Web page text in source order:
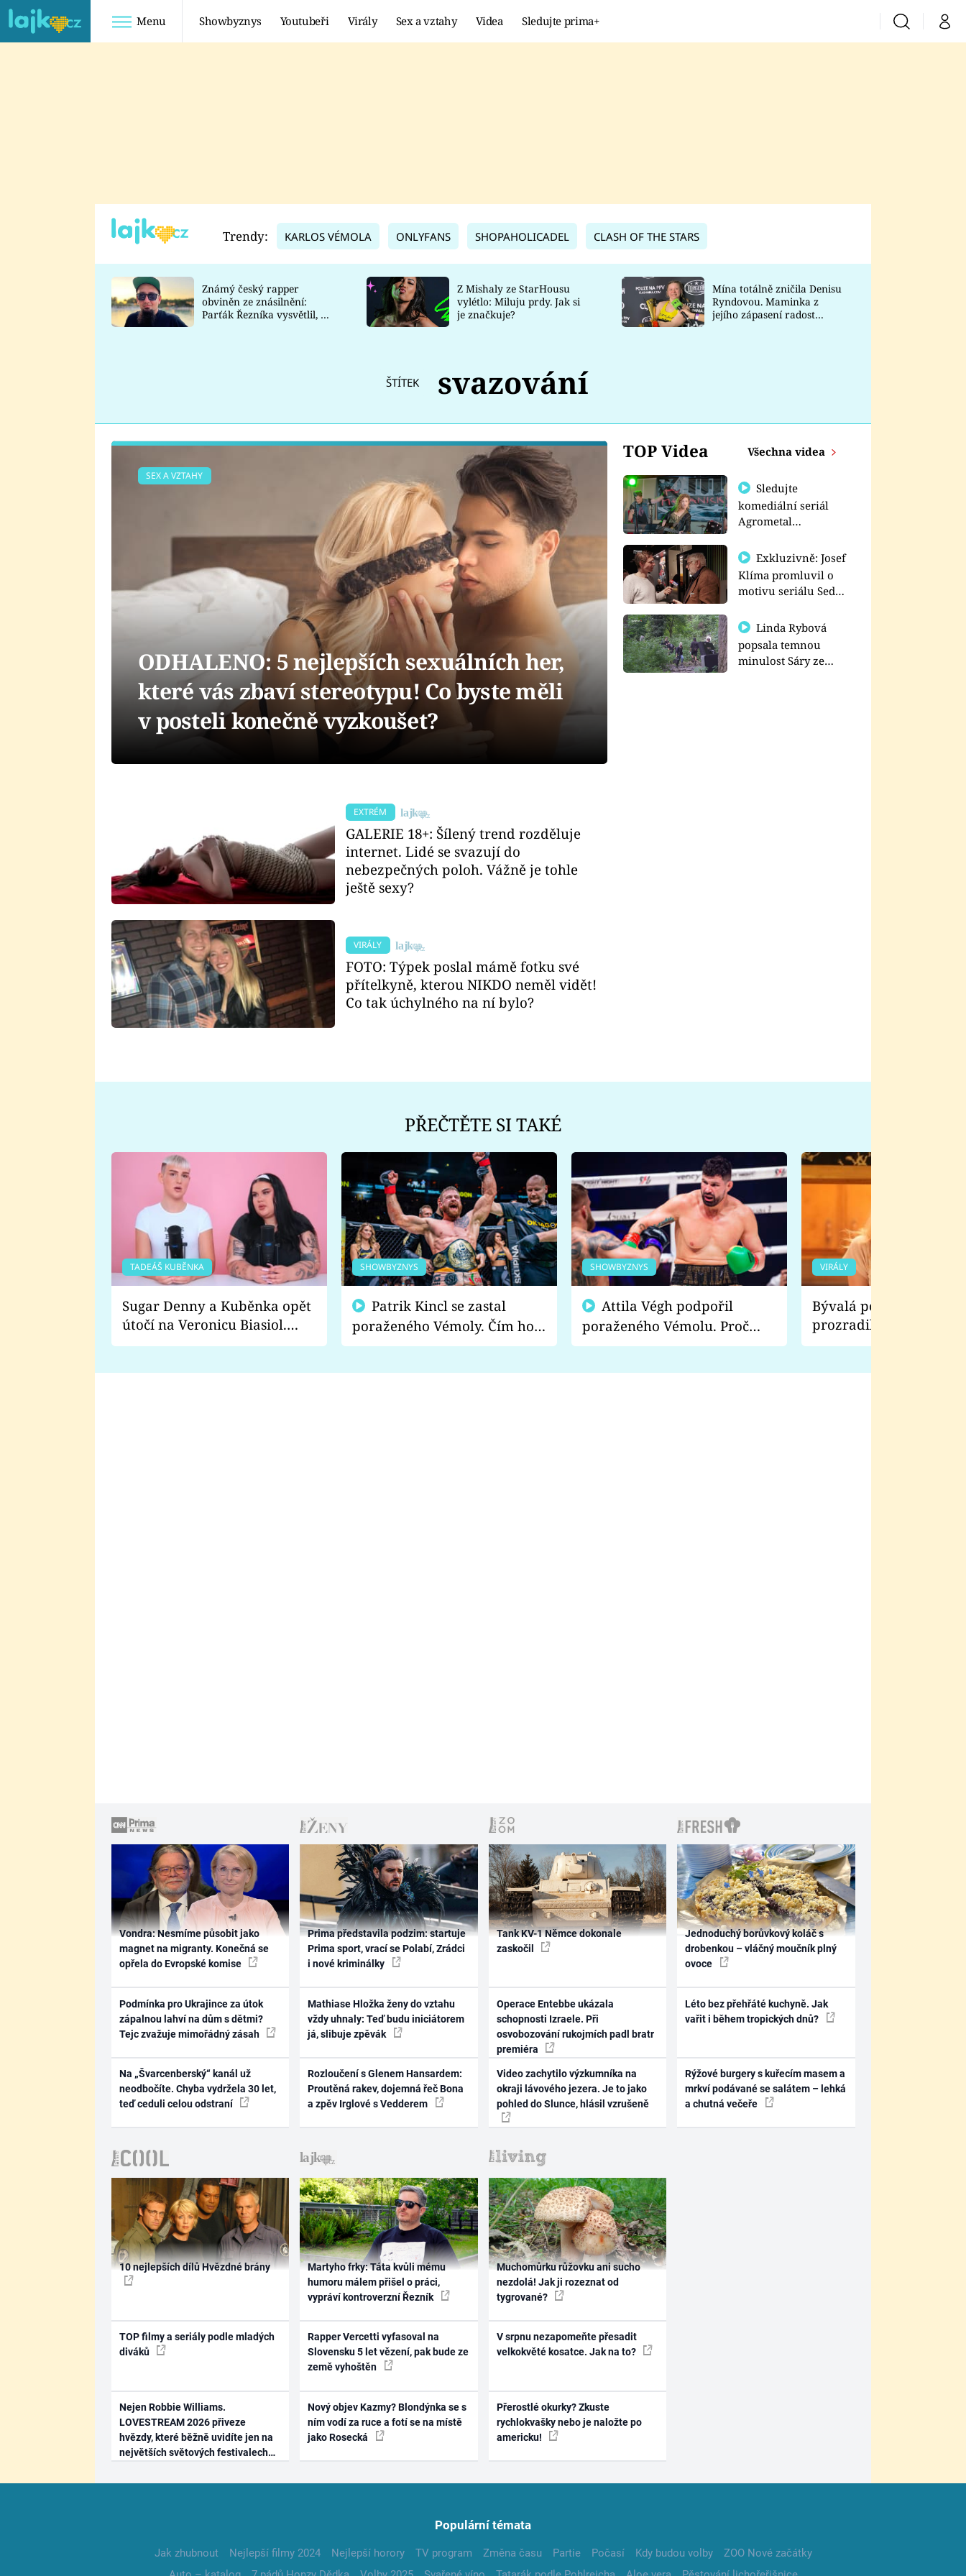
Menu Showbyznys Youtubeři Virály Sex a vztahy Videa Sledujte prima+ VyhledáváníMůj
TADEÁŠ KUBĚNKA
DATEL
Prima Lajk
Sledujte nás
Trendy: KARLOS VÉMOLA ONLYFANS SHOPAHOLICADEL CLASH OF THE STARS
Známý český rapper
obviněn ze znásilnění:
Parťák Řezníka vysvětlil, co
Z Mishaly ze StarHousu
vylétlo: Miluju prdy. Jak si
je značkuje?
Mína totálně zničila Denisu
Ryndovou. Maminka z
jejího zápasení radost
ŠTÍTEK svazování
TOP Videa Všechna videa
Sledujte
komediální seriál
Agrometal
prima+
Exkluzivně: Josef
Klíma promluvil o
motivu seriálu Sedm
Linda Rybová
popsala temnou
minulost Sáry ze
SEX A VZTAHY
ODHALENO: 5 nejlepších sexuálních her,
které vás zbaví stereotypu! Co byste měli
v posteli konečně vyzkoušet?
EXTRÉM
GALERIE 18+: Šílený trend rozděluje
internet. Lidé se svazují do
nebezpečných poloh. Vážně je tohle
ještě sexy?
VIRÁLY
FOTO: Týpek poslal mámě fotku své
přítelkyně, kterou NIKDO neměl vidět!
Co tak úchylného na ní bylo?
PŘEČTĚTE SI TAKÉ
TADEÁŠ KUBĚNKA
Sugar Denny a Kuběnka opět
útočí na Veronicu Biasiol.
Proč je podle nich falešná a
SHOWBYZNYS
poraženého Vémoly. Čím ho
fanoušci naštvali?
SHOWBYZNYS
poraženého Vémolu. Proč
chce raději zápasit s ním než
VIRÁLY
Bývalá pornoherečka
prozradila, co ji
natáčení Euforie.
Vondra: Nesmíme působit jako
magnet na migranty. Konečná se
opřela do Evropské komise
Podmínka pro Ukrajince za útok
zápalnou lahví na dům s dětmi?
Tejc zvažuje mimořádný zásah
Na „Švarcenberský“ kanál už
neodbočíte. Chyba vydržela 30 let,
teď ceduli celou odstraní
Prima představila podzim: startuje
Prima sport, vrací se Polabí, Zrádci
i nové kriminálky
Mathiase Hložka ženy do vztahu
vždy uhnaly: Teď budu iniciátorem
já, slibuje zpěvák
Rozloučení s Glenem Hansardem:
Proutěná rakev, dojemná řeč Bona
a zpěv Irglové s Vedderem
Tank KV-1 Němce dokonale
zaskočil
Operace Entebbe ukázala
schopnosti Izraele. Při
osvobozování rukojmích padl bratr
premiéra
Video zachytilo výzkumníka na
okraji lávového jezera. Je to jako
pohled do Slunce, hlásil vzrušeně
Jednoduchý borůvkový koláč s
drobenkou – vláčný moučník plný
ovoce
Léto bez přehřáté kuchyně. Jak
vařit i během tropických dnů?
Rýžové burgery s kuřecím masem a
mrkví podávané se salátem – lehká
a chutná večeře
10 nejlepších dílů Hvězdné brány
TOP filmy a seriály podle mladých
diváků
Nejen Robbie Williams.
LOVESTREAM 2026 přiveze
hvězdy, které běžně uvidíte jen na
největších světových festivalech
Martyho frky: Táta kvůli mému
humoru málem přišel o práci,
vypráví kontroverzní Řezník
Rapper Vercetti vyfasoval na
Slovensku 5 let vězení, pak bude ze
země vyhoštěn
Nový objev Kazmy? Blondýnka se s
ním vodí za ruce a fotí se na místě
jako Rosecká
Muchomůrku růžovku ani sucho
nezdolá! Jak ji rozeznat od
tygrované?
V srpnu nezapomeňte přesadit
velkokvěté kosatce. Jak na to?
Přerostlé okurky? Zkuste
rychlokvašky nebo je naložte po
americku!
Populární témata
Jak zhubnout Nejlepší filmy 2024 Nejlepší horory TV program Změna času Partie Počasí Kdy budou volby
ZOO Nové začátky